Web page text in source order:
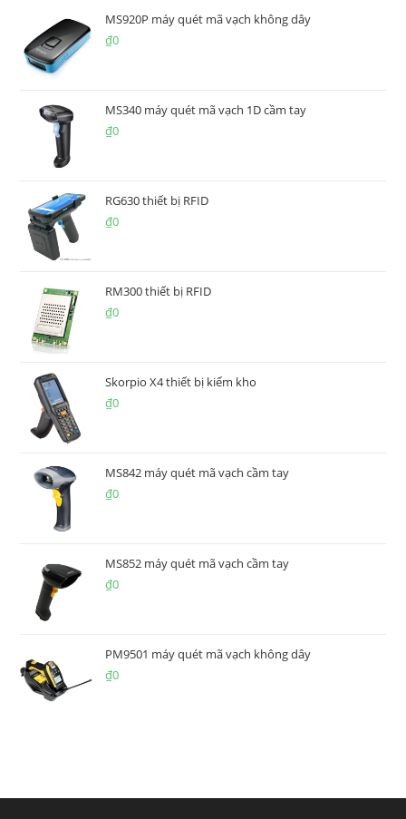
MS920P máy quét mã vạch không dây
₫0
MS340 máy quét mã vạch 1D cầm tay
₫0
RG630 thiết bị RFID
₫0
RM300 thiết bị RFID
₫0
Skorpio X4 thiết bị kiểm kho
₫0
MS842 máy quét mã vạch cầm tay
₫0
MS852 máy quét mã vạch cầm tay
₫0
PM9501 máy quét mã vạch không dây
₫0